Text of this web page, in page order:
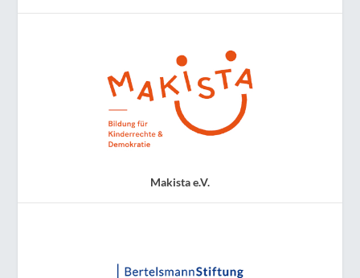
Makista e.V.